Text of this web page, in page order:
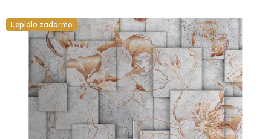
Lepidlo zadarmo